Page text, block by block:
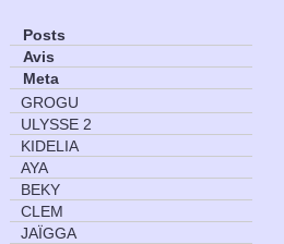
Posts
Avis
Meta
GROGU
ULYSSE 2
KIDELIA
AYA
BEKY
CLEM
JAÏGGA